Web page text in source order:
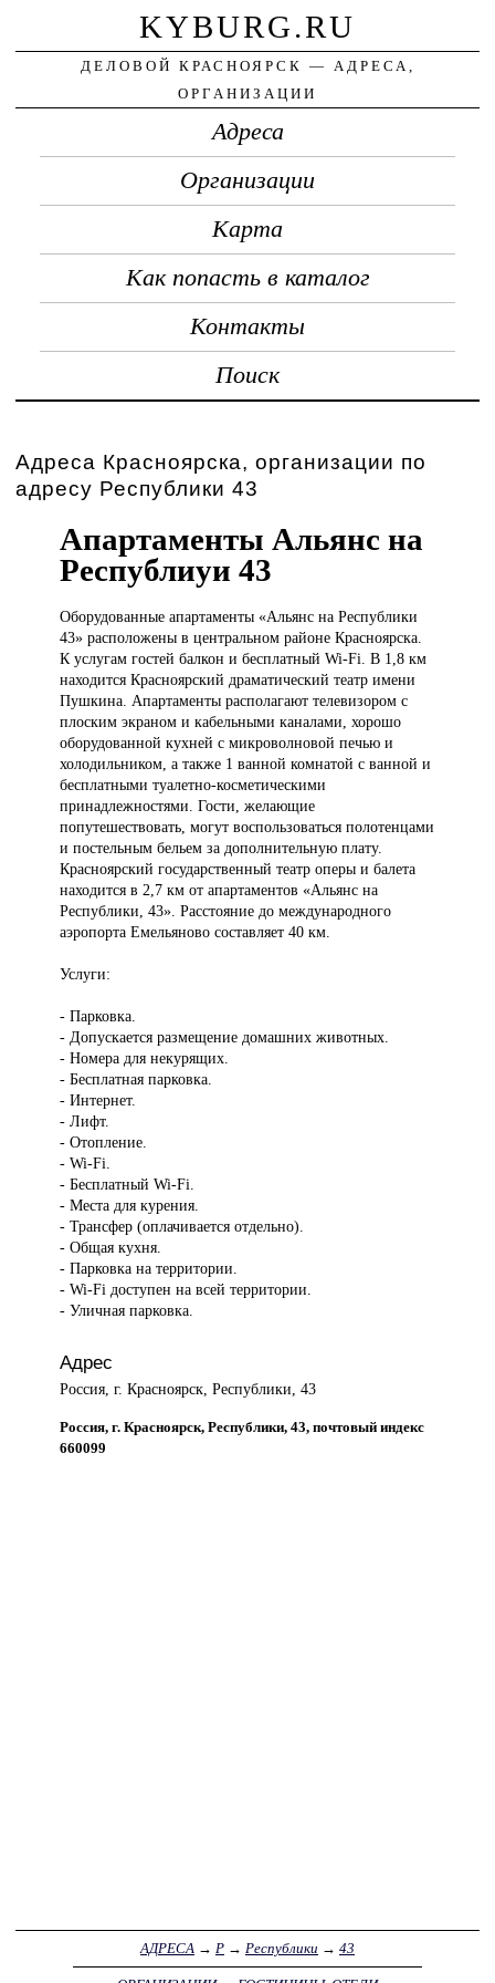
KYBURG.RU
ДЕЛОВОЙ КРАСНОЯРСК — АДРЕСА,
ОРГАНИЗАЦИИ
Адреса
Организации
Карта
Как попасть в каталог
Контакты
Поиск
Адреса Красноярска, организации по
адресу Республики 43
Апартаменты Альянс на
Республиуи 43
Оборудованные апартаменты«Альянс на Республики
43» расположены в центральном районе Красноярска.
К услугам гостей балкон и бесплатный Wi-Fi. В 1,8 км
находится Красноярский драматический театр имени
Пушкина. Апартаменты располагают телевизором с
плоским экраном и кабельными каналами, хорошо
оборудованной кухней с микроволновой печью и
холодильником, а также 1 ванной комнатой с ванной и
бесплатными туалетно-косметическими
принадлежностями. Гости, желающие
попутешествовать, могут воспользоваться полотенцами
и постельным бельем за дополнительную плату.
Красноярский государственный театр оперы и балета
находится в 2,7 км от апартаментов «Альянс на
Республики, 43». Расстояние до международного
аэропорта Емельяново составляет 40 км.
Услуги:
- Парковка.
- Допускается размещение домашних животных.
- Номера для некурящих.
- Бесплатная парковка.
- Интернет.
- Лифт.
- Отопление.
- Wi-Fi.
- Бесплатный Wi-Fi.
- Места для курения.
- Трансфер (оплачивается отдельно).
- Общая кухня.
- Парковка на территории.
- Wi-Fi доступен на всей территории.
- Уличная парковка.
Адрес
Россия, г. Красноярск, Республики, 43
Россия, г. Красноярск, Республики, 43, почтовый индекс
660099
АДРЕСА → Р → Республики → 43